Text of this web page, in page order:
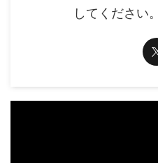
してください。